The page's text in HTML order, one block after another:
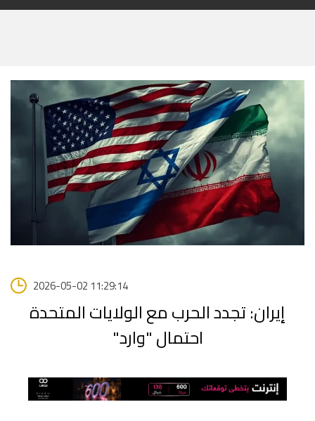
2026-05-02 11:29:14
إيران: تجدد الحرب مع الولايات المتحدة
احتمال "وارد"